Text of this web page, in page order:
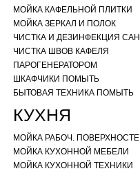
МОЙКА КАФЕЛЬНОЙ ПЛИТКИ
МОЙКА ЗЕРКАЛ И ПОЛОК
ЧИСТКА И ДЕЗИНФЕКЦИЯ
ЧИСТКА ШВОВ КАФЕЛЯ
ПАРОГЕНЕРАТОРОМ
ШКАФЧИКИ ПОМЫТЬ
БЫТОВАЯ ТЕХНИКА ПОМЫТЬ
МОЙКА РАБОЧ.
МОЙКА КУХОННОЙ МЕБЕЛИ
МОЙКА КУХОННОЙ ТЕХНИКИ
КУХНЯ